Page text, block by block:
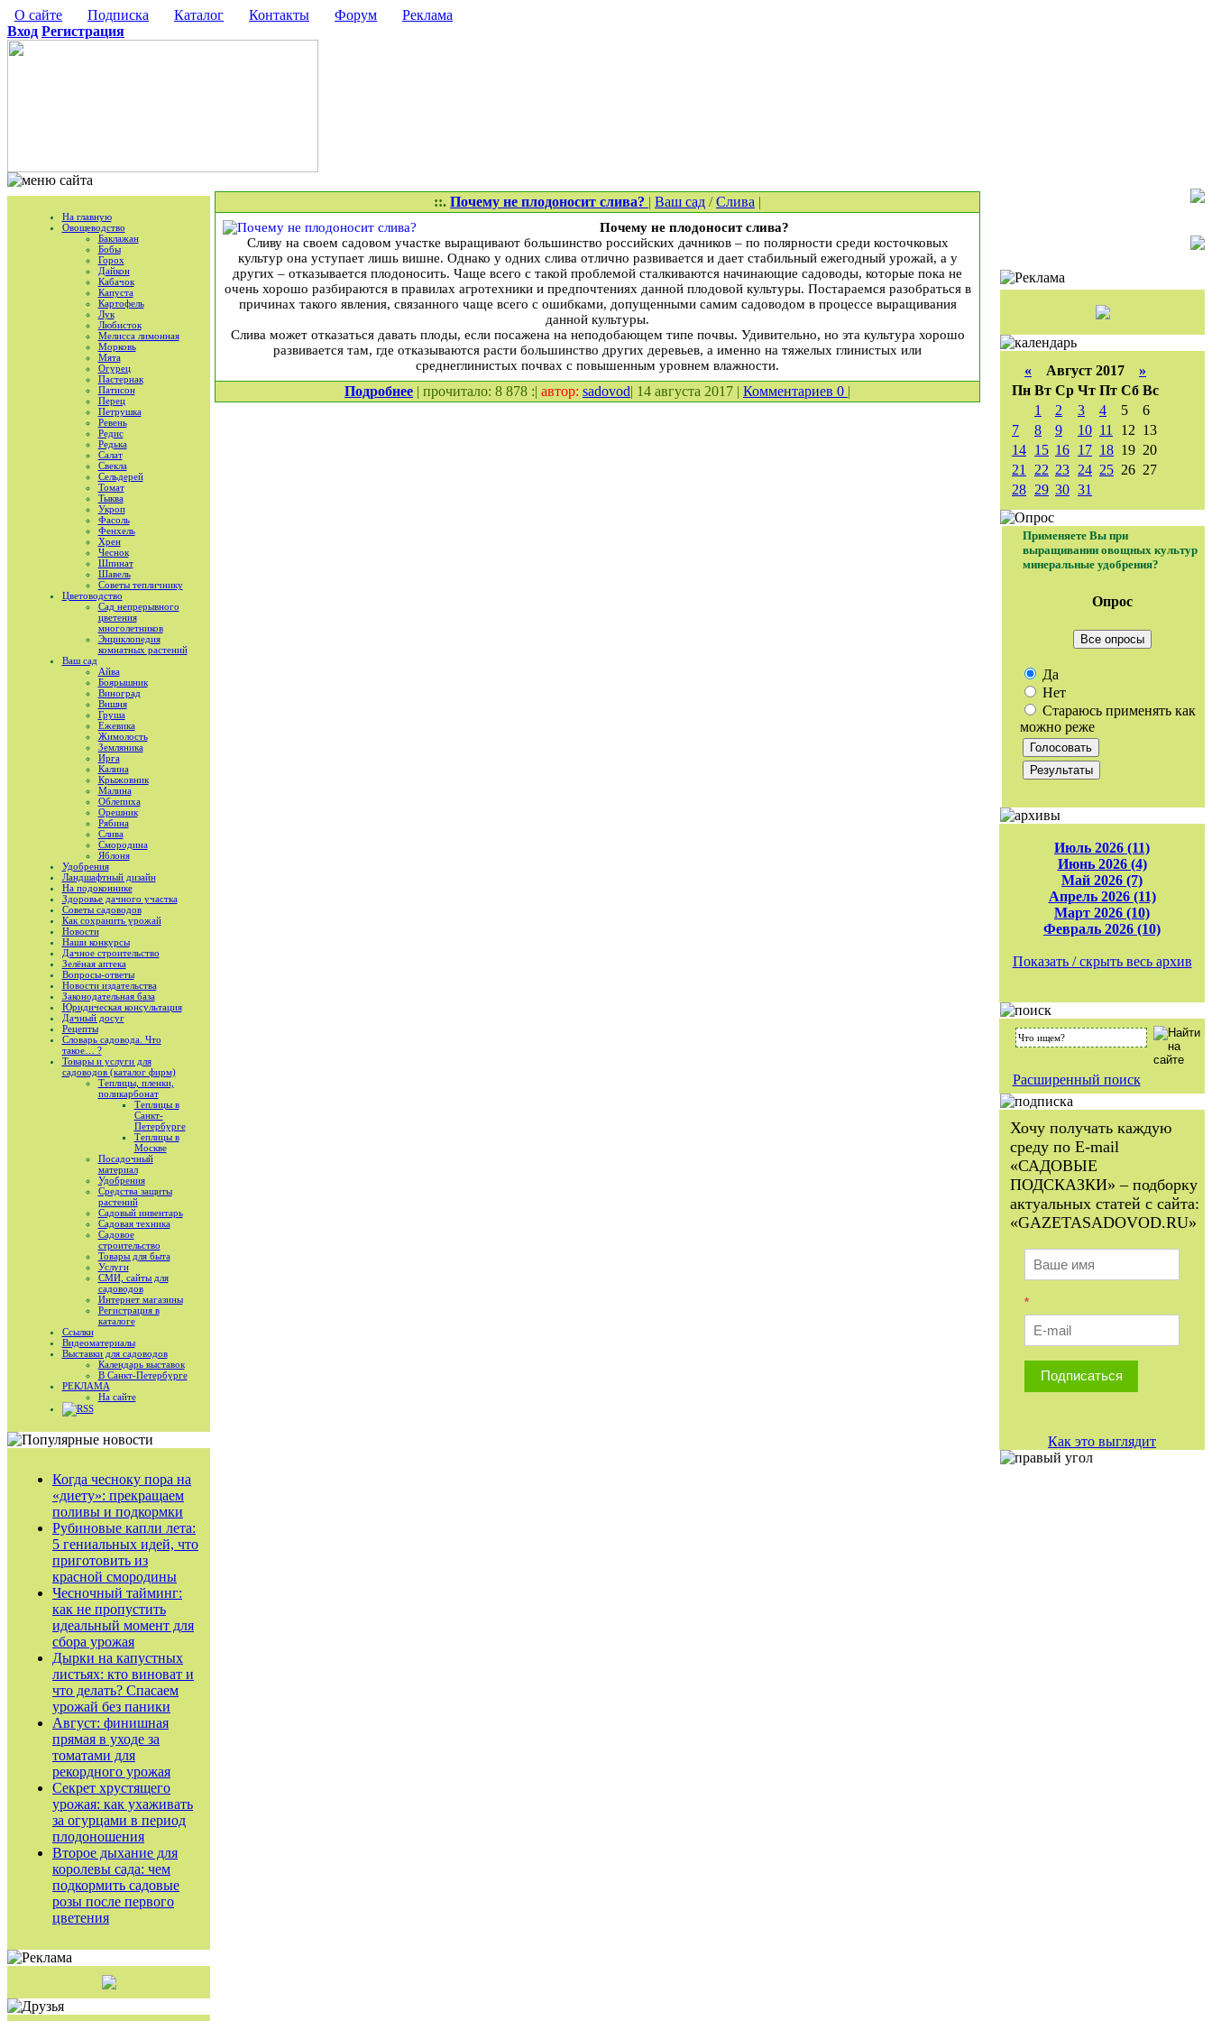
О сайте Подписка Каталог Контакты Форум
Реклама
Вход Регистрация
На главную
Овощеводство
Баклажан
Бобы
Горох
Дайкон
Кабачок
Капуста
Картофель
Лук
Любисток
Мелисса лимонная
Морковь
Мята
Огурец
Пастернак
Патисон
Перец
Петрушка
Ревень
Редис
Редька
Салат
Свекла
Сельдерей
Томат
Тыква
Укроп
Фасоль
Фенхель
Хрен
Чеснок
Шпинат
Шавель
Советы тепличнику
Цветоводство
Сад непрерывного
цветения
многолетников
Энциклопедия
комнатных растений
Ваш сад
Айва
Боярышник
Виноград
Вишня
Груша
Ежевика
Жимолость
Земляника
Ирга
Калина
Крыжовник
Малина
Облепиха
Орешник
Рябина
Слива
Смородина
Яблоня
Удобрения
Ландшафтный дизайн
На подоконнике
Здоровье дачного участка
Советы садоводов
Как сохранить урожай
Новости
Наши конкурсы
Дачное строительство
Зелёная аптека
Вопросы-ответы
Новости издательства
Законодательная база
Юридическая консультация
Дачный досуг
Рецепты
Словарь садовода. Что
такое… ?
Товары и услуги для
садоводов (каталог фирм)
Теплицы, пленки,
поликарбонат
Теплицы в
Санкт-
Петербурге
Теплицы в
Москве
Посадочный
материал
Удобрения
Средства защиты
растений
Садовый инвентарь
Садовая техника
Садовое
строительство
Товары для быта
Услуги
СМИ, сайты для
садоводов
Интернет магазины
Регистрация в
каталоге
Ссылки
Видеоматериалы
Выставки для садоводов
Календарь выставок
В Санкт-Петербурге
РЕКЛАМА
На сайте
RSS
Когда чесноку пора на
«диету»: прекращаем
поливы и подкормки
Рубиновые капли лета:
5 гениальных идей, что
приготовить из
красной смородины
Чесночный тайминг:
как не пропустить
идеальный момент для
сбора урожая
Дырки на капустных
листьях: кто виноват и
что делать? Спасаем
урожай без паники
Август: финишная
прямая в уходе за
томатами для
рекордного урожая
Секрет хрустящего
урожая: как ухаживать
за огурцами в период
плодоношения
Второе дыхание для
королевы сада: чем
подкормить садовые
розы после первого
цветения
::. Почему не плодоносит слива? | Ваш сад /Слива |
Почему не плодоносит слива?
Сливу на своем садовом участке выращивают большинство российских дачников – по полярности среди косточковых
культур она уступает лишь вишне. Однако у одних слива отлично развивается и дает стабильный ежегодный урожай, а у
других – отказывается плодоносить. Чаще всего с такой проблемой сталкиваются начинающие садоводы, которые пока не
очень хорошо разбираются в правилах агротехники и предпочтениях данной плодовой культуры. Постараемся разобраться в
причинах такого явления, связанного чаще всего с ошибками, допущенными самим садоводом в процессе выращивания
данной культуры.
Слива может отказаться давать плоды, если посажена на неподобающем типе почвы. Удивительно, но эта культура хорошо
развивается там, где отказываются расти большинство других деревьев, а именно на тяжелых глинистых или
среднеглинистых почвах с повышенным уровнем влажности.
Подробнее | прочитало: 8 878 :| автор: sadovod| 14 августа 2017 | Комментариев 0 |
« Август 2017 »
Пн Вт Ср Чт Пт Сб Вс
1
2 3 4 5
6
7
8 9 10 11 12 13
14 15 16 17 18 19 20
21
22 23 24 25 26 27
28 29 30 31
Применяете Вы при
выращивании овощных культур
минеральные удобрения?
Опрос
Все опросы
Да
Нет
Стараюсь применять как
можно реже
Июль 2026 (11)
Июнь 2026 (4)
Май 2026 (7)
Апрель 2026 (11)
Март 2026 (10)
Февраль 2026 (10)
Показать / скрыть весь архив
Расширенный поиск
Хочу получать каждую
среду по E-mail
«САДОВЫЕ
ПОДСКАЗКИ» – подборку
актуальных статей с сайта:
«GAZETASADOVOD.RU»
*
Подписаться
Как это выглядит